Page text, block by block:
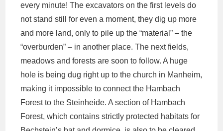
every minute! The excavators on the first levels do
not stand still for even a moment, they dig up more
and more land, only to pile up the “material” – the
“overburden” – in another place. The next fields,
meadows and forests are soon to follow. A huge
hole is being dug right up to the church in Manheim,
making it impossible to connect the Hambach
Forest to the Steinheide. A section of Hambach
Forest, which contains strictly protected habitats for